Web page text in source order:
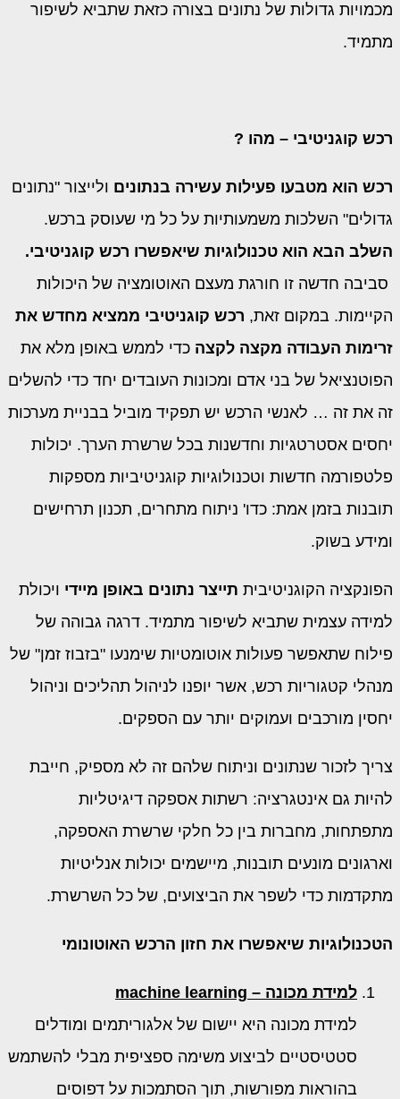
מכמויות גדולות של נתונים בצורה כזאת שתביא לשיפור
מתמיד.
רכש קוגניטיבי – מהו ?
רכש הוא מטבעו פעילות עשירה בנתונים ולייצור "נתונים
גדולים" השלכות משמעותיות על כל מי שעוסק ברכש.
השלב הבא הוא טכנולוגיות שיאפשרו רכש קוגניטיבי.
סביבה חדשה זו חורגת מעצם האוטומציה של היכולות
הקיימות. במקום זאת, רכש קוגניטיבי ממציא מחדש את
זרימות העבודה מקצה לקצה כדי לממש באופן מלא את
הפוטנציאל של בני אדם ומכונות העובדים יחד כדי להשלים
זה את זה … לאנשי הרכש יש תפקיד מוביל בבניית מערכות
יחסים אסטרטגיות וחדשנות בכל שרשרת הערך. יכולות
פלטפורמה חדשות וטכנולוגיות קוגניטיביות מספקות
תובנות בזמן אמת: כדו' ניתוח מתחרים, תכנון תרחישים
ומידע בשוק.
הפונקציה הקוגניטיבית תייצר נתונים באופן מיידי ויכולת
למידה עצמית שתביא לשיפור מתמיד. דרגה גבוהה של
פילוח שתאפשר פעולות אוטומטיות שימנעו "בזבוז זמן" של
מנהלי קטגוריות רכש, אשר יופנו לניהול תהליכים וניהול
יחסין מורכבים ועמוקים יותר עם הספקים.
צריך לזכור שנתונים וניתוח שלהם זה לא מספיק, חייבת
להיות גם אינטגרציה: רשתות אספקה ​​דיגיטליות
מתפתחות, מחברות בין כל חלקי שרשרת האספקה,
וארגונים מונעים תובנות, מיישמים יכולות אנליטיות
מתקדמות כדי לשפר את הביצועים, של כל השרשרת.
הטכנולוגיות שיאפשרו את חזון הרכש האוטונומי
למידת מכונה – machine learning
למידת מכונה היא יישום של אלגוריתמים ומודלים
סטטיסטיים לביצוע משימה ספציפית מבלי להשתמש
בהוראות מפורשות, תוך הסתמכות על דפוסים